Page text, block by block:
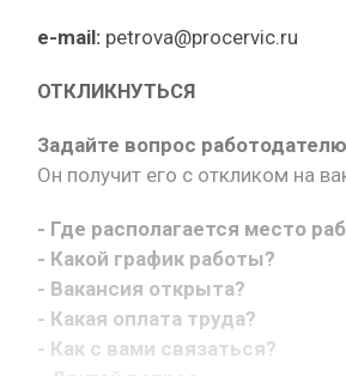
e-mail: petrova@procervic.ru
ОТКЛИКНУТЬСЯ
Задайте вопрос работодателю
Он получит его с откликом на
- Где располагается место
- Какой график работы?
- Вакансия открыта?
- Какая оплата труда?
- Как с вами связаться?